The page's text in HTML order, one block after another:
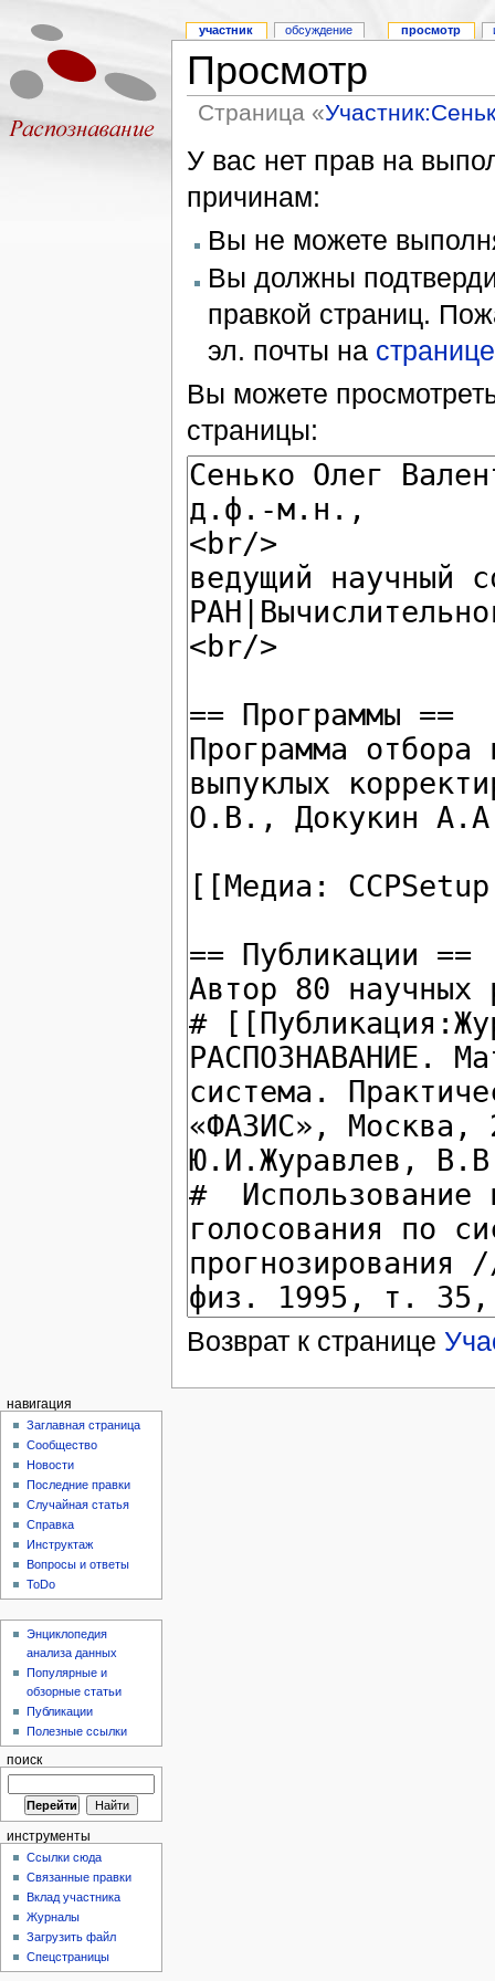
Просмотр
Страница «
У вас нет прав на
причинам:
Вы не можете
Вы должны
правкой страниц.
эл. почты на
Вы можете
страницы:
Возврат к странице
участник обсуждение просмотр
навигация
Заглавная страница
Сообщество
Новости
Последние правки
Случайная статья
Справка
Инструктаж
Вопросы и ответы
ToDo
Энциклопедия
анализа данных
Популярные и
обзорные статьи
Публикации
Полезные ссылки
поиск
инструменты
Ссылки сюда
Связанные правки
Вклад участника
Журналы
Загрузить файл
Спецстраницы